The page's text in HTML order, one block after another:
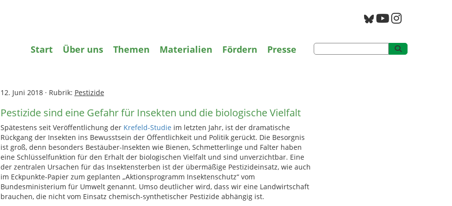
Start Über uns Themen Materialien Fördern Presse
Pestizide »Pestizide sind eine Gefahr für Insekten und die biologische Vielfalt
12. Juni 2018· Rubrik: Pestizide
Pestizide sind eine Gefahr für Insekten und die biologische Vielfalt
Spätestens seit Veröffentlichung der Krefeld-Studie im letzten Jahr, ist der dramatische
Rückgang der Insekten ins Bewusstsein der Öffentlichkeit und Politik gerückt. Die Besorgnis
ist groß, denn besonders Bestäuber-Insekten wie Bienen, Schmetterlinge und Falter haben
eine Schlüsselfunktion für den Erhalt der biologischen Vielfalt und sind unverzichtbar. Eine
der zentralen Ursachen für das Insektensterben ist der übermäßige Pestizideinsatz, wie auch
im Eckpunkte-Papier zum geplanten „Aktionsprogramm Insektenschutz“ vom
Bundesministerium für Umwelt genannt. Umso deutlicher wird, dass wir eine Landwirtschaft
brauchen, die nicht vom Einsatz chemisch-synthetischer Pestizide abhängig ist.